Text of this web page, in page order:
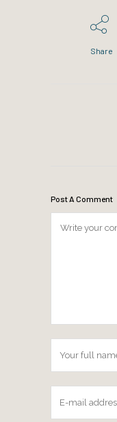
Share
Post A Comment